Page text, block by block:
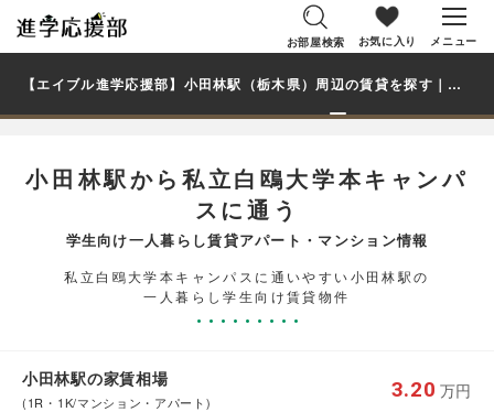
お部屋検索 お気に入り メニュー
【エイブル進学応援部】小田林駅（栃木県）周辺の賃貸を探す｜私立白鴎大学本キャンパス学生・大学生の一人暮らし向け賃貸マンション・アパート
小田林駅から私立白鴎大学本キャンパ
スに通う
学生向け一人暮らし賃貸アパート・マンション情報
私立白鴎大学本キャンパスに通いやすい小田林駅の
一人暮らし学生向け賃貸物件
小田林駅の家賃相場
(1R・1K/マンション・アパート)
3.20 万円